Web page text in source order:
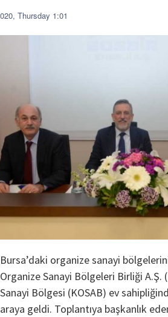
Thursday 1:01
Bursa’daki organize sanayi
Organize Sanayi Bölgeleri Birliği A.Ş.
Sanayi Bölgesi (KOSAB) ev
araya geldi. Toplantıya başkanlık